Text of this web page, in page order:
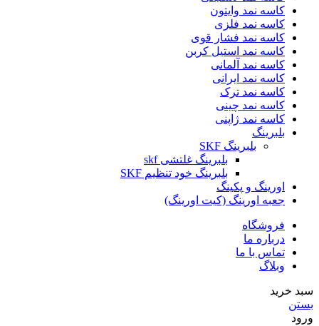
کاسه نمد وایتون
کاسه نمد فلزی
کاسه نمد فشار قوی
کاسه نمد استیل کربن
کاسه نمد آلمانی
کاسه نمد ایرانی
کاسه نمد ترک
کاسه نمد چینی
کاسه نمد ژاپنی
بلبرینگ
بلبرینگ SKF
بلبرینگ غلتشی skf
بلبرینگ خود تنظیم SKF
اورینگ و پکینگ
جعبه اورینگ (کیت اورینگ)
فروشگاه
درباره ما
تماس با ما
وبلاگ
سبد خرید
بستن
ورود